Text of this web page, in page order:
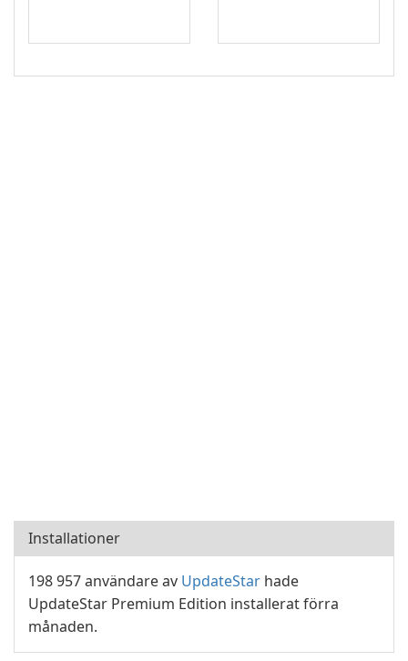
Installationer
198 957 användare av UpdateStar hade
UpdateStar Premium Edition installerat förra
månaden.